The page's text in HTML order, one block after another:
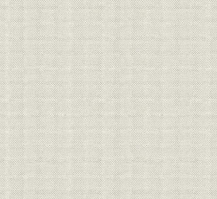
第2章 株式会社となる
第3章 第一次大戦後の展開
II 言論編 民主主義の主張と帝国主義批判の展開
第1章 大正時代の開幕
第2章 小日本主義の旗幟―大陸政策の転換を求めて
第3章 第一次世界大戦と日本
第4章 大戦終結と内外情勢の激動
第5章 普選要求と先鋭化する社会問題
第6章 ワシントン会議と震災復興への提言
第7章 農業、地方自治、金融制度をめぐって